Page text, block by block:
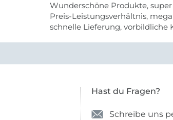
Wunderschöne Produkte, super
Preis-Leistungsverhältnis, mega
schnelle Lieferung, vorbildliche
Hast du Fragen?
Schreibe uns